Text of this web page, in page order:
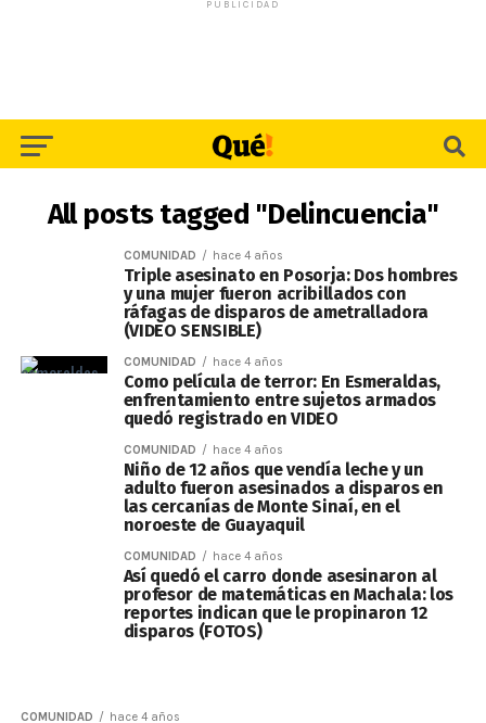
PUBLICIDAD
All posts tagged "Delincuencia"
COMUNIDAD hace 4 años
Triple asesinato en Posorja: Dos hombres
y una mujer fueron acribillados con
ráfagas de disparos de ametralladora
(VIDEO SENSIBLE)
COMUNIDAD hace 4 años
Como película de terror: En Esmeraldas,
enfrentamiento entre sujetos armados
quedó registrado en VIDEO
COMUNIDAD hace 4 años
Niño de 12 años que vendía leche y un
adulto fueron asesinados a disparos en
las cercanías de Monte Sinaí, en el
noroeste de Guayaquil
COMUNIDAD hace 4 años
Así quedó el carro donde asesinaron al
profesor de matemáticas en Machala: los
reportes indican que le propinaron 12
disparos (FOTOS)
COMUNIDAD hace 4 años